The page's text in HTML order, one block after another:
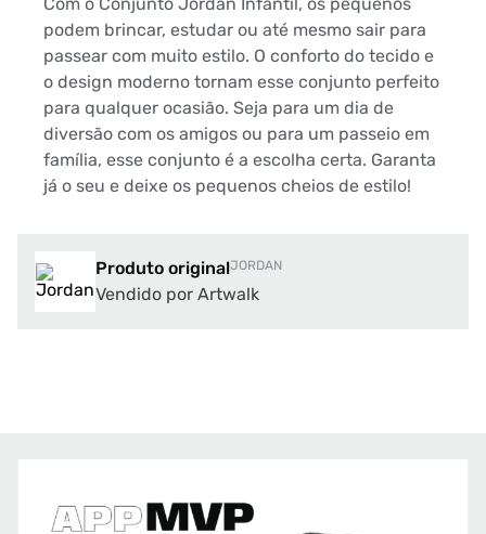
podem brincar, estudar ou até mesmo sair para
passear com muito estilo. O conforto do tecido e
o design moderno tornam esse conjunto perfeito
para qualquer ocasião. Seja para um dia de
diversão com os amigos ou para um passeio em
família, esse conjunto é a escolha certa. Garanta
já o seu e deixe os pequenos cheios de estilo!
Produto originalJORDAN
Vendido por Artwalk